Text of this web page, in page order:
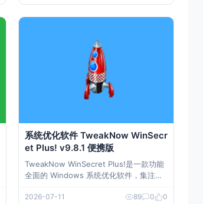
式转换、批量编辑、自动化流程于一体，
广泛应用于摄影、设计、工程、医疗影像
系统优化软件 TweakNow WinSecr
et Plus! v9.8.1 便携版
TweakNow WinSecret Plus!是一款功能
全面的 Windows 系统优化软件，集注册
保护与界面定制于一体，操作简单、安全
2026-07-11 89 0 0